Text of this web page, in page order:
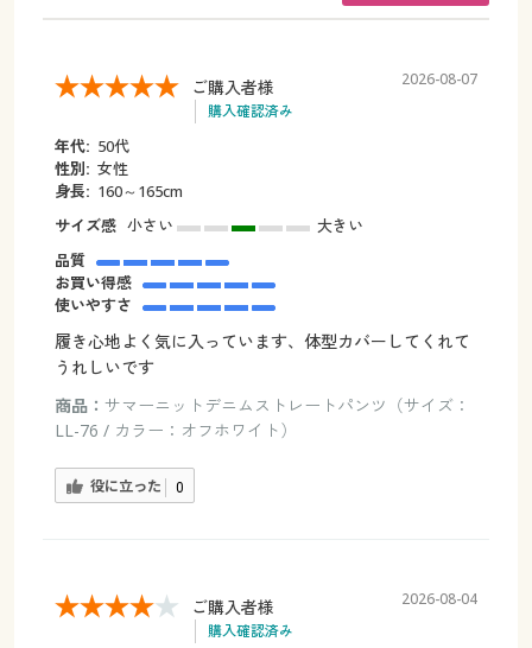
ご購入者様
購入確認済み
2026-08-07
年代: 50代
性別: 女性
身長: 160～165cm
サイズ感 小さい
大きい
品質
お買い得感
使いやすさ
履き心地よく気に入っています、体型カバーしてくれて
うれしいです
商品： サマーニットデニムストレートパンツ（サイズ：
LL-76 / カラー：オフホワイト）
役に立った 0
ご購入者様
購入確認済み
2026-08-04